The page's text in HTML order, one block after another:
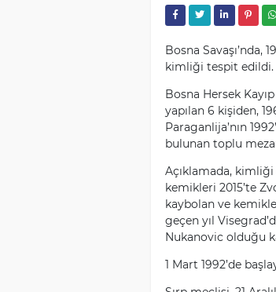
Bosna Savaşı’nda,
kimliği tespit edildi.
Bosna Hersek
yapılan 6 kişiden,
Paraganlija’nın
bulunan toplu
Açıklamada, kimliği
kemikleri 2015’te
kaybolan ve
geçen yıl
Nukanovic olduğu
1 Mart 1992’de